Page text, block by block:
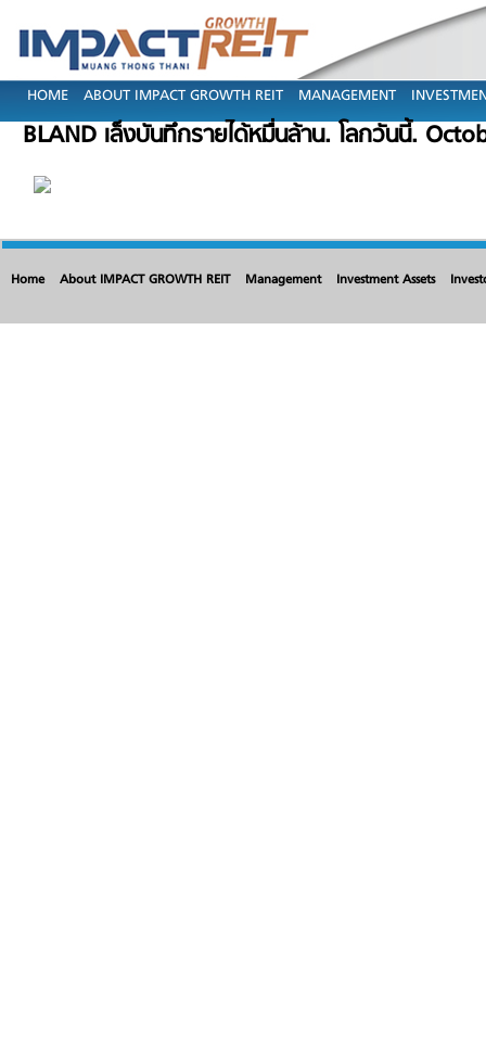
HOME ABOUT IMPACT GROWTH REIT MANAGEMENT
BLAND เล็งบันทึกรายได้หมื่นล้าน. โลกวันนี้.
Home About IMPACT GROWTH REIT Management Investment Assets